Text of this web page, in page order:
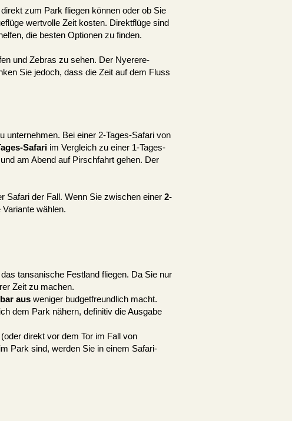
zum Park fliegen können oder ob Sie
wertvolle Zeit kosten. Direktflüge sind
die besten Optionen zu finden.
und Zebras zu sehen. Der Nyerere-
Sie jedoch, dass die Zeit auf dem Fluss
unternehmen. Bei einer 2-Tages-Safari von
Safari im Vergleich zu einer 1-Tages-
am Abend auf Pirschfahrt gehen. Der
Safari der Fall. Wenn Sie zwischen einer 2-
wählen.
tansanische Festland fliegen. Da Sie nur
Zeit zu machen.
aus weniger budgetfreundlich macht.
dem Park nähern, definitiv die Ausgabe
direkt vor dem Tor im Fall von
Park sind, werden Sie in einem Safari-